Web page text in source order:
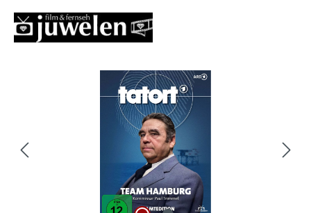
Bildergalerie überspringen